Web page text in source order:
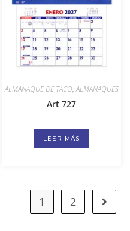
ALMANAQUE DE TACO,ALMANAQUES
Art 727
LEER MÁS
1 2